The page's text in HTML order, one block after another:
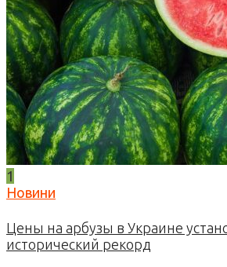
1
Новини
Цены на арбузы в Украине
исторический рекорд